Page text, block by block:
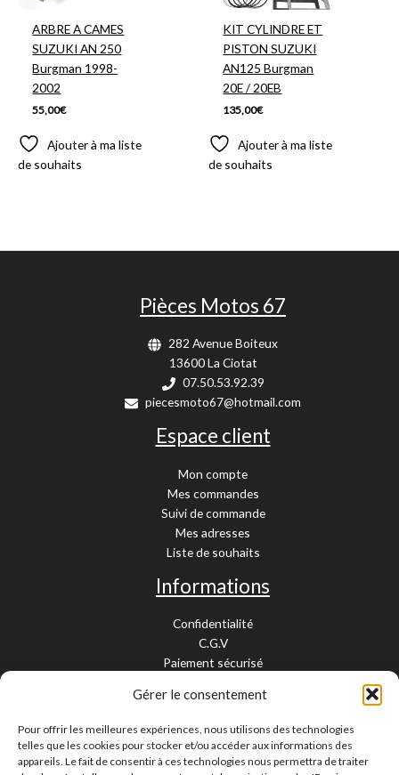
Gérer le consentement
Pour offrir les meilleures expériences, nous utilisons des technologies
telles que les cookies pour stocker et/ou accéder aux informations des
appareils. Le fait de consentir à ces technologies nous permettra de traiter
ARBRE A CAMES
SUZUKI AN 250
Burgman 1998-
2002
55,00€
Ajouter à ma liste
de souhaits
KIT CYLINDRE ET
PISTON SUZUKI
AN125 Burgman
20E / 20EB
135,00€
Ajouter à ma liste
de souhaits
Pièces Motos 67
282 Avenue Boiteux
13600 La Ciotat
07.50.53.92.39
piecesmoto67@hotmail.com
Espace client
Mon compte
Mes commandes
Suivi de commande
Mes adresses
Liste de souhaits
Informations
Confidentialité
C.G.V
Paiement sécurisé
Livraison et retour
Cookies
Contact